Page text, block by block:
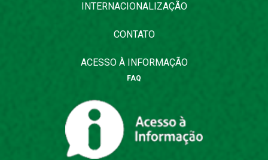
INTERNACIONALIZAÇÃO
CONTATO
ACESSO À INFORMAÇÃO
FAQ